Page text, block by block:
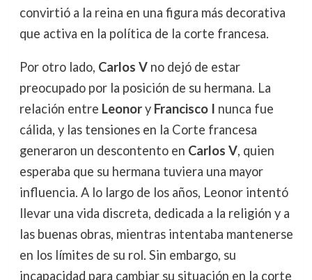
convirtió a la reina en una figura más decorativa
que activa en la política de la corte francesa.
Por otro lado, Carlos Vno dejó de estar
preocupado por la posición de su hermana. La
relación entre Leonory Francisco I nunca fue
cálida, y las tensiones en la Corte francesa
generaron un descontento en Carlos V, quien
esperaba que su hermana tuviera una mayor
influencia. A lo largo de los años, Leonor intentó
llevar una vida discreta, dedicada a la religión y a
las buenas obras, mientras intentaba mantenerse
en los límites de su rol. Sin embargo, su
incapacidad para cambiar su situación en la corte